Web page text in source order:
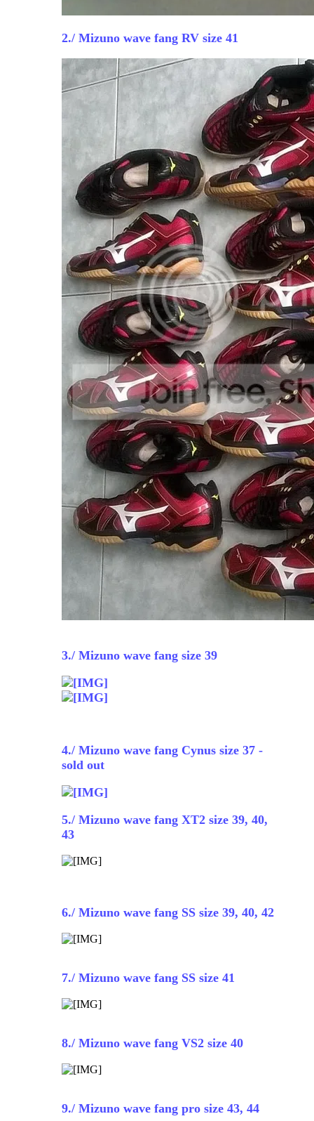
2./ Mizuno wave fang RV size 41
3./ Mizuno wave fang size 39
4./ Mizuno wave fang Cynus size 37 -
sold out
5./ Mizuno wave fang XT2 size 39, 40,
43
6./ Mizuno wave fang SS size 39, 40, 42
7./ Mizuno wave fang SS size 41
8./ Mizuno wave fang VS2 size 40
9./ Mizuno wave fang pro size 43, 44